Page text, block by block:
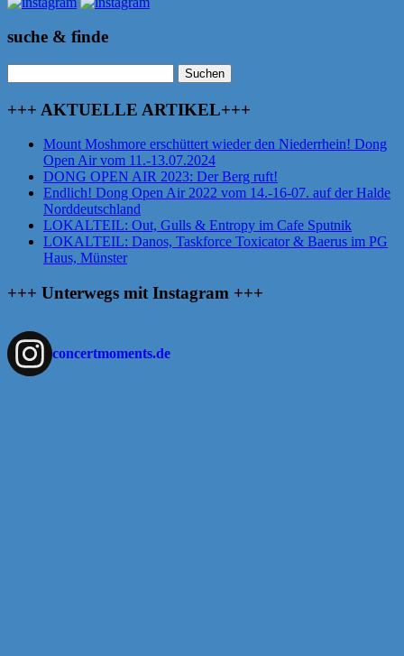
suche & finde
nach:
+++ AKTUELLE ARTIKEL+++
Mount Moshmore erschüttert wieder den Niederrhein! Dong
Open Air vom 11.-13.07.2024
DONG OPEN AIR 2023: Der Berg ruft!
Endlich! Dong Open Air 2022 vom 14.-16-07. auf der Halde
Norddeutschland
LOKALTEIL: Out, Gulls & Entropy im Cafe Sputnik
LOKALTEIL: Danos, Taskforce Toxicator & Baerus im PG
Haus, Münster
+++ Unterwegs mit Instagram +++
concertmoments.de